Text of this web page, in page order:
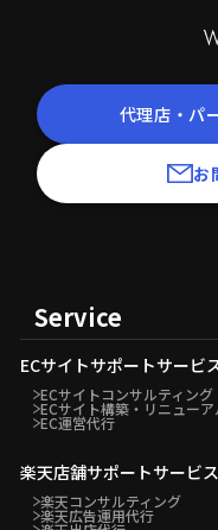
代理店・パ
お
Service
ECサイトサポートサービ
ECサイトコンサルティング
ECサイト構築・リニューア
EC運営代行
楽天店舗サポートサービス
楽天コンサルティング
楽天広告運用代行